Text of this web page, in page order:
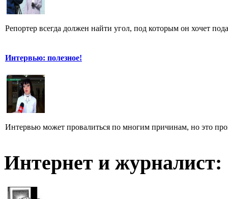
Репортер всегда должен найти угол, под которым он хочет
Интервью: полезное!
Интервью может провалиться по многим причинам, но это
Интернет и журналист: